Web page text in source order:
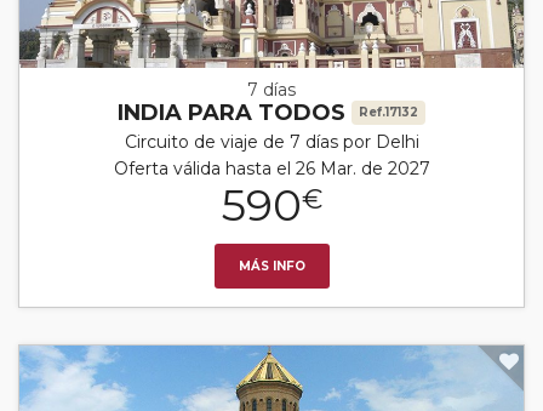
7 días
INDIA PARA TODOS Ref.17132
Circuito de viaje de 7 días por Delhi
Oferta válida hasta el 26 Mar. de 2027
590€
MÁS INFO